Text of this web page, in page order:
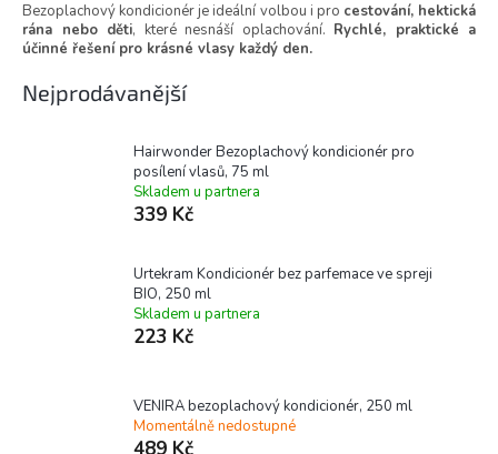
Bezoplachový kondicionér je ideální volbou i pro cestování, hektická
rána nebo děti, které nesnáší oplachování. Rychlé, praktické a
účinné řešení pro krásné vlasy každý den.
Nejprodávanější
Hairwonder Bezoplachový kondicionér pro
posílení vlasů, 75 ml
Skladem u partnera
339 Kč
Urtekram Kondicionér bez parfemace ve spreji
BIO, 250 ml
Skladem u partnera
223 Kč
VENIRA bezoplachový kondicionér, 250 ml
Momentálně nedostupné
489 Kč